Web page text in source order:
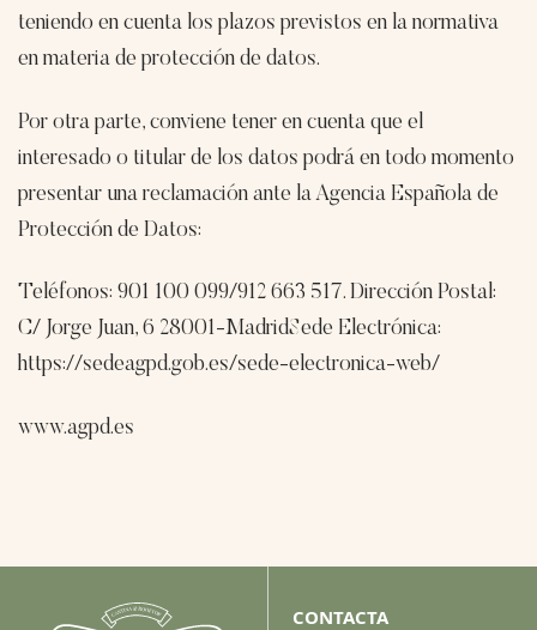
teniendo en cuenta los plazos previstos en la normativa
en materia de protección de datos.
Por otra parte, conviene tener en cuenta que el
interesado o titular de los datos podrá en todo momento
presentar una reclamación ante la Agencia Española de
Protección de Datos:
Teléfonos: 901 100 099/912 663 517. Dirección Postal:
C/ Jorge Juan, 6 28001-MadridSede Electrónica:
https://sedeagpd.gob.es/sede-electronica-web/
www.agpd.es
CONTACTA